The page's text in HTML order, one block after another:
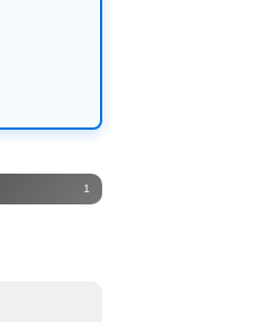
1